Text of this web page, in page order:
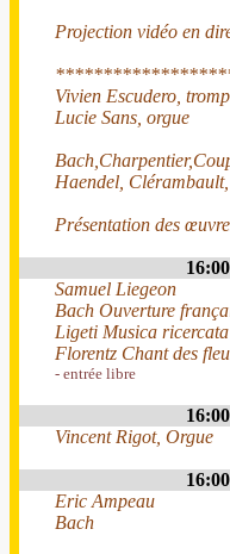
Projection vidéo en
Vivien Escudero,
Lucie Sans, orgue
Haendel,
Présentation des
16:00
Samuel Liegeon
Bach Ouverture
Ligeti Musica
Florentz Chant des
- entrée libre
16:00
Vincent Rigot, Orgue
16:00
Eric Ampeau
Bach